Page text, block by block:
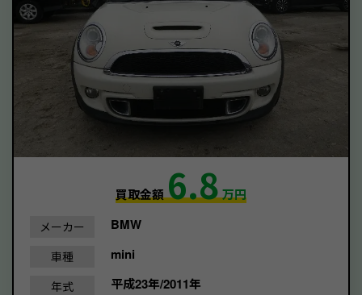
買取金額6.8万円
メーカー BMW
車種 mini
年式 平成23年/2011年